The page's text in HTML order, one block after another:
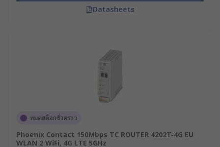
ของข้อมูลให้เราเตอร์ทราบ
ภายในเครือข่าย, วางเส้นทางของข้อมูล, ควบคุมความ
ปลอดภัยของระบบด้วย Firewall หรือ VPN และแบ่ง
เครือข่ายย่อย (Segmenting) เพื่อเพิ่มความปลอดภัย
ใช้เพียงเพื่อส่งต่อ IP แพ็กเก็ตระหว่างคอมพิวเตอร์กับ
อินเทอร์เน็ต แต่ในธุรกิจขนาดใหญ่จะต้องใช้เราเตอร์
ระดับองค์กรที่มีความสามารถมากกว่า เพื่อส่งข้อมูลไป
Datasheets
หมดสต็อกชั่วคราว
Phoenix Contact 150Mbps TC ROUTER 4202T-4G EU
WLAN 2 WiFi, 4G LTE 5GHz